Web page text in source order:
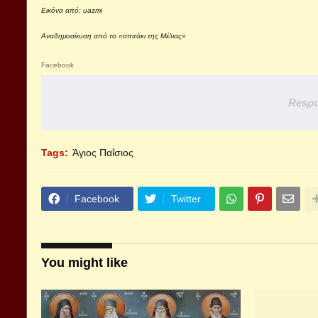
Εικόνα από: uazmi
Αναδημοσίευση από το «σπιτάκι της Μέλιας»
Facebook
Tags: Άγιος Παΐσιος
Facebook Twitter
You might like